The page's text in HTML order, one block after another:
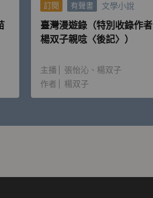
訂閱 有聲書 文學小說
臺灣漫遊錄（特別收錄作者
楊双子親唸〈後記〉）
主播 張怡沁
楊双子
作者
楊双子